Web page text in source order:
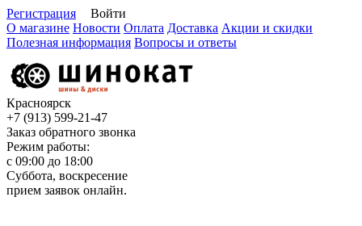
Регистрация
Войти
О магазине Новости Оплата Доставка Акции и скидки
Полезная информация Вопросы и ответы
Красноярск
+7 (913) 599-21-47
Заказ обратного звонка
Режим работы:
с 09:00 до 18:00
Суббота, воскресение
прием заявок онлайн.